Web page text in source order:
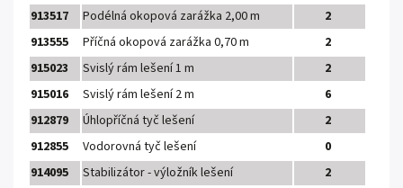
913517
Podélná okopová zarážka 2,00 m
2
913555
Příčná okopová zarážka 0,70 m
2
915023
Svislý rám lešení 1 m
2
915016
Svislý rám lešení 2 m
6
912879
Úhlopříčná tyč lešení
2
912855
Vodorovná tyč lešení
0
914095
Stabilizátor - výložník lešení
2